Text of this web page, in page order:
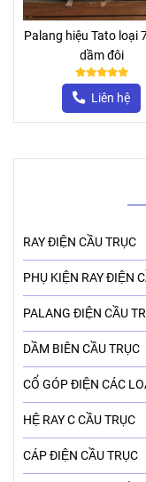
Palang hiệu Tato loại
dầm đôi
Liên hệ
RAY ĐIỆN CẦU TRỤC
PHỤ KIỆN RAY ĐIỆN
PALANG ĐIỆN CẦU
DẦM BIÊN CẦU TRỤC
CỔ GÓP ĐIỆN CÁC
HỆ RAY C CẦU TRỤC
CÁP ĐIỆN CẦU TRỤC